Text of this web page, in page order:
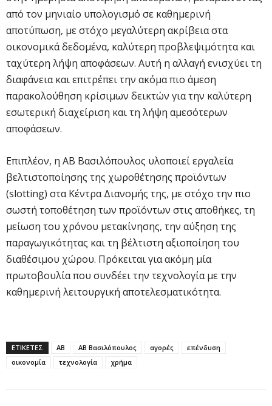
από τον μηνιαίο υπολογισμό σε καθημερινή
αποτύπωση, με στόχο μεγαλύτερη ακρίβεια στα
οικονομικά δεδομένα, καλύτερη προβλεψιμότητα και
ταχύτερη λήψη αποφάσεων. Αυτή η αλλαγή ενισχύει τη
διαφάνεια και επιτρέπει την ακόμα πιο άμεση
παρακολούθηση κρίσιμων δεικτών για την καλύτερη
εσωτερική διαχείριση και τη λήψη αμεσότερων
αποφάσεων.
Επιπλέον, η ΑΒ Βασιλόπουλος υλοποιεί εργαλεία
βελτιστοποίησης της χωροθέτησης προϊόντων
(slotting) στα Κέντρα Διανομής της, με στόχο την πιο
σωστή τοποθέτηση των προϊόντων στις αποθήκες, τη
μείωση του χρόνου μετακίνησης, την αύξηση της
παραγωγικότητας και τη βέλτιστη αξιοποίηση του
διαθέσιμου χώρου. Πρόκειται για ακόμη μία
πρωτοβουλία που συνδέει την τεχνολογία με την
καθημερινή λειτουργική αποτελεσματικότητα.
ΕΤΙΚΕΤΕΣ ΑΒ ΑΒ Βασιλόπουλος αγορές
επένδυση
οικονομία
τεχνολογία χρήμα